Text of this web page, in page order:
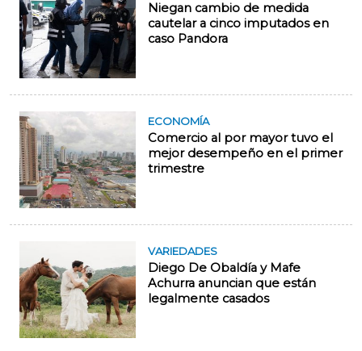
Niegan cambio de medida
cautelar a cinco imputados en
caso Pandora
ECONOMÍA
Comercio al por mayor tuvo el
mejor desempeño en el primer
trimestre
VARIEDADES
Diego De Obaldía y Mafe
Achurra anuncian que están
legalmente casados